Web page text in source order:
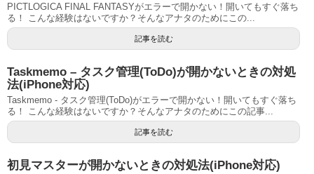
PICTLOGICA FINAL FANTASYがエラーで開かない！開いてもすぐ落ち
る！ こんな経験はないですか？そんなアナタのためにこの...
記事を読む
Taskmemo – タスク管理(ToDo)が開かないときの対処
法(iPhone対応)
Taskmemo - タスク管理(ToDo)がエラーで開かない！開いてもすぐ落ち
る！ こんな経験はないですか？そんなアナタのためにこの記事...
記事を読む
初見マスターが開かないときの対処法(iPhone対応)